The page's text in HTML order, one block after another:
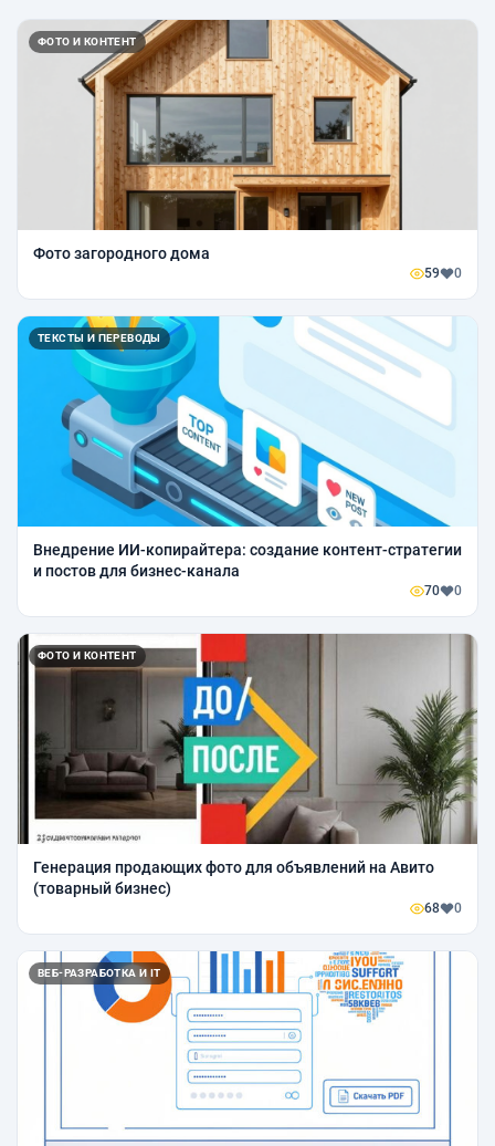
ФОТО И КОНТЕНТ
Фото загородного дома
59 0
ТЕКСТЫ И ПЕРЕВОДЫ
Внедрение ИИ-копирайтера: создание контент-стратегии
и постов для бизнес-канала
70 0
ФОТО И КОНТЕНТ
Генерация продающих фото для объявлений на Авито
(товарный бизнес)
68 0
ВЕБ-РАЗРАБОТКА И IT